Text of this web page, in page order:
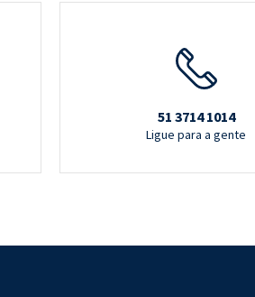
51 3714 1014
Ligue para a gente